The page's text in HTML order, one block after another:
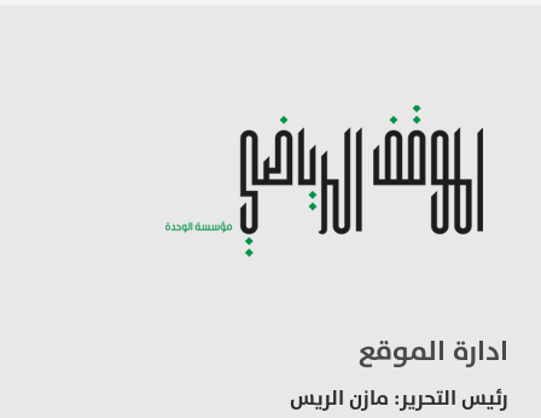
ادارة الموقع
رئيس التحرير: مازن الريس